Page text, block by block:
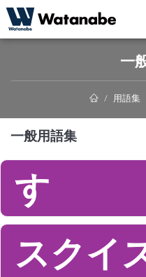
一
用語集
一般用語集
す
スクイ